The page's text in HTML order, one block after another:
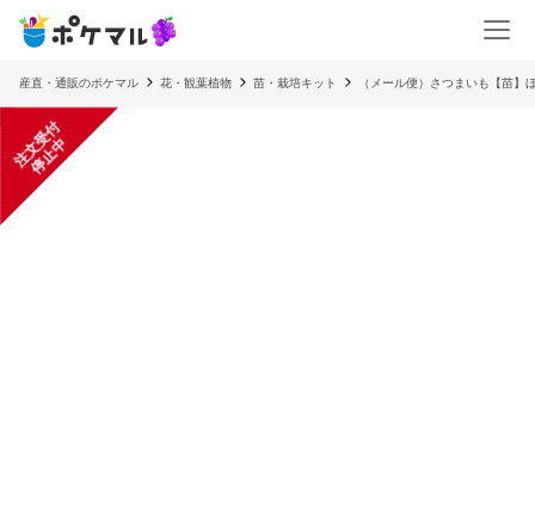
産直・通販のポケマル 花・観葉植物 苗・栽培キット （メール便）さつまいも【苗
注
文
受
付
停
止
中